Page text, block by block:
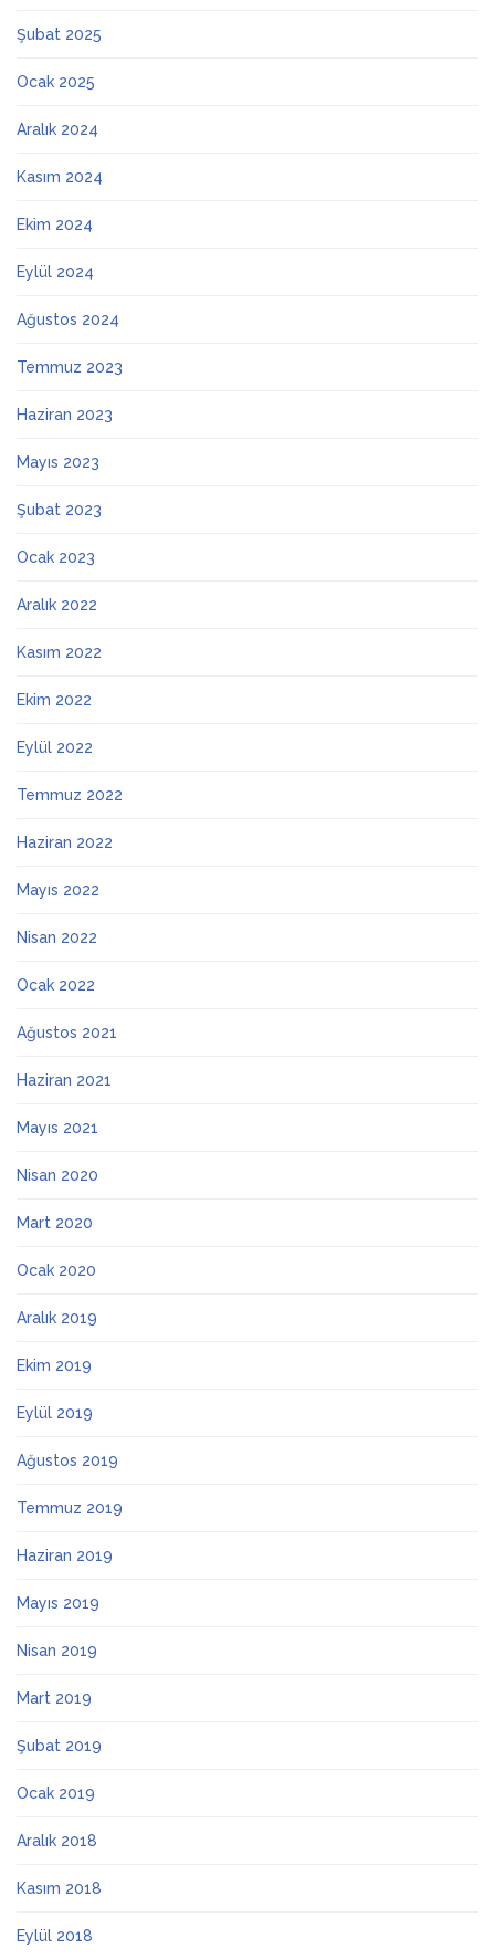
Şubat 2025
Ocak 2025
Aralık 2024
Kasım 2024
Ekim 2024
Eylül 2024
Ağustos 2024
Temmuz 2023
Haziran 2023
Mayıs 2023
Şubat 2023
Ocak 2023
Aralık 2022
Kasım 2022
Ekim 2022
Eylül 2022
Temmuz 2022
Haziran 2022
Mayıs 2022
Nisan 2022
Ocak 2022
Ağustos 2021
Haziran 2021
Mayıs 2021
Nisan 2020
Mart 2020
Ocak 2020
Aralık 2019
Ekim 2019
Eylül 2019
Ağustos 2019
Temmuz 2019
Haziran 2019
Mayıs 2019
Nisan 2019
Mart 2019
Şubat 2019
Ocak 2019
Aralık 2018
Kasım 2018
Eylül 2018